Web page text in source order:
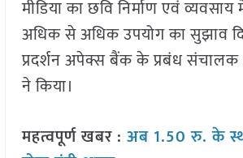
मीडिया का छवि निर्माण एवं
अधिक से अधिक उपयोग का सुझाव
प्रदर्शन अपेक्स बैंक के प्रबंध संचालक
ने किया।
महत्वपूर्ण खबर : अब 1.50 रु. के